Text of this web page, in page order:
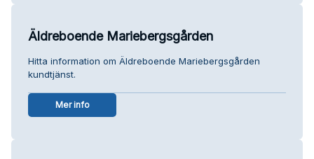
Äldreboende Mariebergsgården
Hitta information om Äldreboende Mariebergsgården
kundtjänst.
Mer info